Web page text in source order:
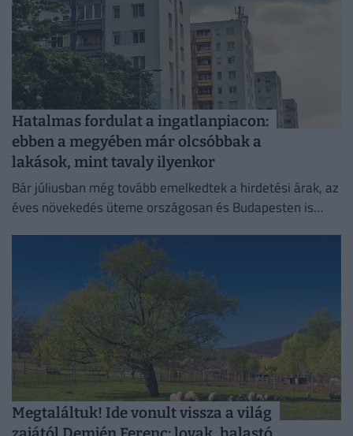
Hatalmas fordulat a ingatlanpiacon:
ebben a megyében már olcsóbbak a
lakások, mint tavaly ilyenkor
Bár júliusban még tovább emelkedtek a hirdetési árak, az
éves növekedés üteme országosan és Budapesten is
Megtaláltuk! Ide vonult vissza a világ